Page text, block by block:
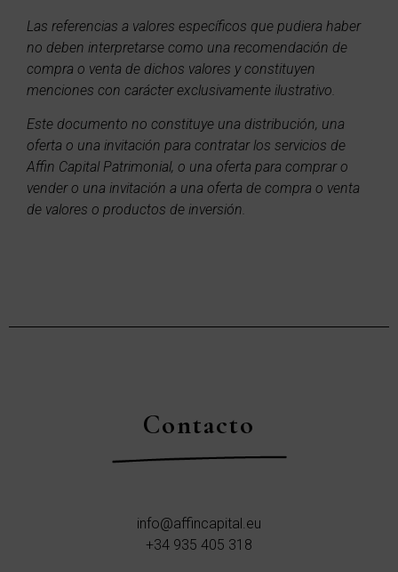
Las referencias a valores específicos que pudiera haber
no deben interpretarse como una recomendación de
compra o venta de dichos valores y constituyen
menciones con carácter exclusivamente ilustrativo.
Este documento no constituye una distribución, una
oferta o una invitación para contratar los servicios de
Affin Capital Patrimonial, o una oferta para comprar o
vender o una invitación a una oferta de compra o venta
de valores o productos de inversión.
Contacto
info@affincapital.eu
+34 935 405 318